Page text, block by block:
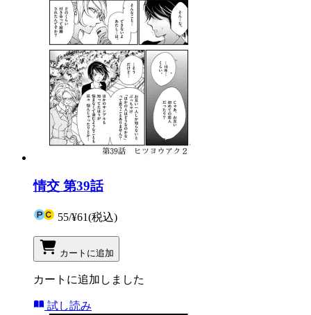
情交 第39話
55/¥61(税込)
カートに追加
カートに追加しました
試し読み